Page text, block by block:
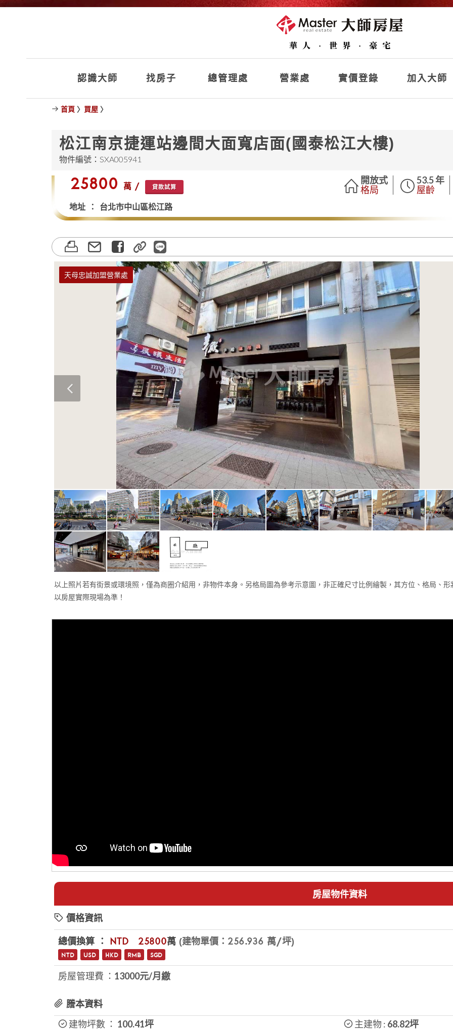
認識大師 找房子 總管理處 營業處 實價登錄 加入大師
首頁 〉 買屋 〉
松江南京捷運站邊間大面寬店面(國泰松江大樓)
物件編號：SXA005941
$25800 萬 / 貸款試算
地址 ： 台北市中山區松江路
開放式
格局
53.5 年
屋齡
天母忠誠加盟營業處
以上照片若有街景或環境照，僅為商圈介紹用，非物件本身。另格局圖為參考示意圖，非正確尺寸比例繪製，其方位、格局、形
以房屋實際現場為準！
房屋物件資料
價格資訊
總價換算 ： NTD $25800萬 (建物單價：256.936 萬/坪)
NTD USD HKD RMB SGD
房屋管理費 ： 13000元/月繳
謄本資料
建物坪數 ： 100.41坪 主建物 : 68.82坪